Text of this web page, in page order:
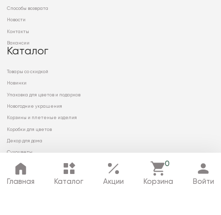
Главная Каталог Акции
0
Корзина Войти
Способы возврата
Новости
Контакты
Вакансии
Каталог
Товары со скидкой
Новинки
Упаковка для цветов и подарков
Новогодние украшения
Корзины и плетеные изделия
Коробки для цветов
Декор для дома
Сухоцветы
© 2026 ООО «МИРРЭЙ»